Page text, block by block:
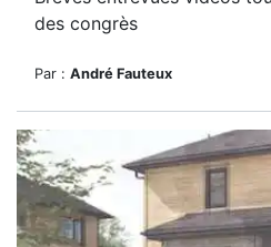
des congrès
Par : André Fauteux